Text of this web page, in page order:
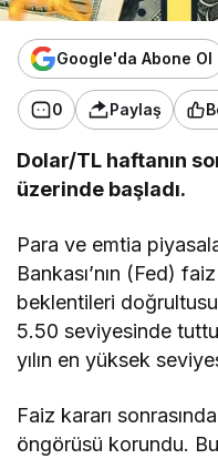
Google'da Abone Ol
0 Paylaş
Dolar/TL haftanın
üzerinde başladı.
Para ve emtia
Bankası’nın (Fed)
beklentileri
5.50 seviyesinde
yılın en yüksek
Faiz kararı
öngörüsü korundu.